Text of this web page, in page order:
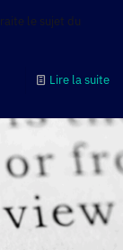
le sujet du
Lire la suite